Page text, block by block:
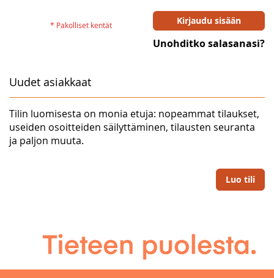
Kirjaudu sisään
Unohditko salasanasi?
Uudet asiakkaat
Tilin luomisesta on monia etuja: nopeammat tilaukset,
useiden osoitteiden säilyttäminen, tilausten seuranta
ja paljon muuta.
Luo tili